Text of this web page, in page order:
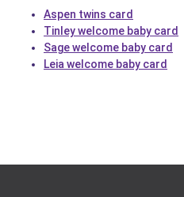
Aspen twins card
Tinley welcome baby card
Sage welcome baby card
Leia welcome baby card